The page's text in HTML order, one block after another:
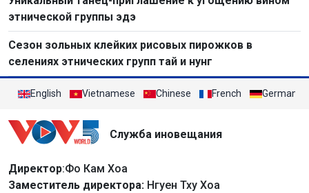
этнической группы эдэ
Сезон зольных клейких рисовых пирожков в
селениях этнических групп тай и нунг
English Vietnamese Chinese French German
Служба иновещания
Директор:Фо Кам Хоа
Заместитель директора: Нгуен Тху Хоа